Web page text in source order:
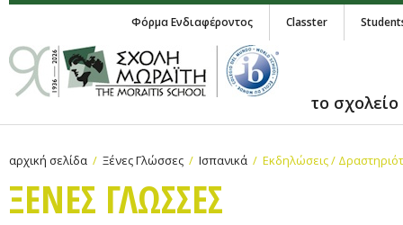
Φόρμα Ενδιαφέροντος Classter
το σχολείο
αρχική σελίδα Ξένες Γλώσσες Ισπανικά Εκδηλώσεις /
ΞΕΝΕΣ ΓΛΩΣΣΕΣ